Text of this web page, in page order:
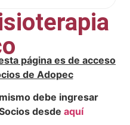
página es de acceso
de Adopec
debe ingresar
desde aquí